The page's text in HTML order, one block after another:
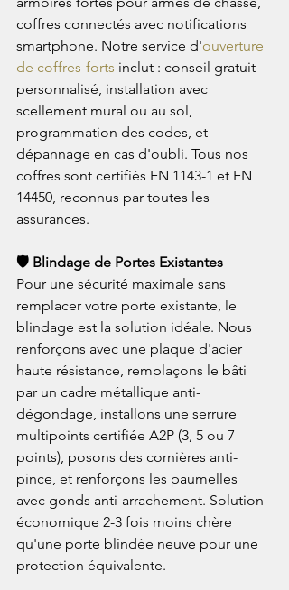
coffres connectés avec notifications
smartphone. Notre service d'ouverture
de coffres-forts inclut : conseil gratuit
personnalisé, installation avec
scellement mural ou au sol,
programmation des codes, et
dépannage en cas d'oubli. Tous nos
coffres sont certifiés EN 1143-1 et EN
14450, reconnus par toutes les
assurances.
🛡️ Blindage de Portes Existantes
Pour une sécurité maximale sans
remplacer votre porte existante, le
blindage est la solution idéale. Nous
renforçons avec une plaque d'acier
haute résistance, remplaçons le bâti
par un cadre métallique anti-
dégondage, installons une serrure
multipoints certifiée A2P (3, 5 ou 7
points), posons des cornières anti-
pince, et renforçons les paumelles
avec gonds anti-arrachement. Solution
économique 2-3 fois moins chère
qu'une porte blindée neuve pour une
protection équivalente.